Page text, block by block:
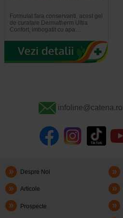
Formulat fara conservanti, acest gel
de curatare Dermatherm Ultra
Confort, imbogatit cu apa…
infoline@catena.ro
Despre Noi
Articole
Prospecte